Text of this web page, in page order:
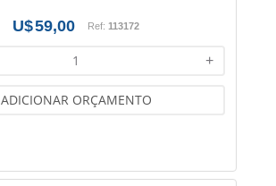
59,00 Ref: 113172
+
ADICIONAR ORÇAMENTO